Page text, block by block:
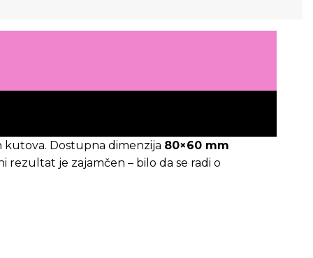
kutova. Dostupna dimenzija 80×60 mm
je zajamčen – bilo da se radi o